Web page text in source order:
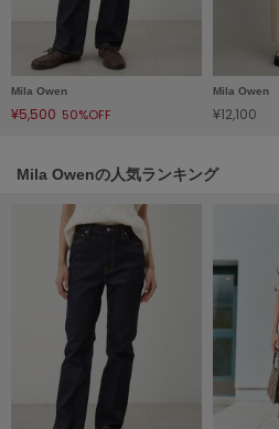
Mila Owen
ミラオーウェン
モワージュ
ミュシャ
NEW Balance
ニューバランス
ナイキ
Mila Owen
¥5,500 50%OFF
Mila Owen
¥12,100
Mila Owenの人気ランキング